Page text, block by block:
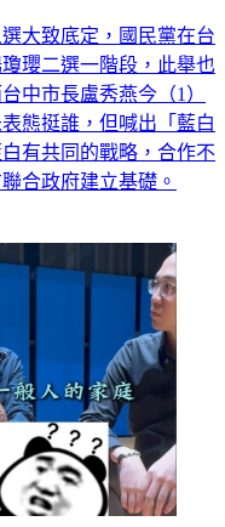
大致底定，國民黨在台
瓔二選一階段，此舉也
中市長盧秀燕今（1）
態挺誰，但喊出「藍白
有共同的戰略，合作不
合政府建立基礎。